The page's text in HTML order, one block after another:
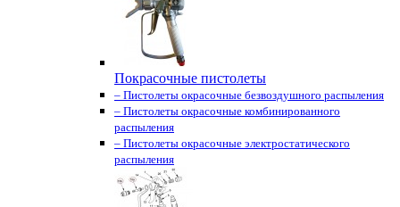
Покрасочные пистолеты
– Пистолеты окрасочные безвоздушного распыления
– Пистолеты окрасочные комбинированного
распыления
– Пистолеты окрасочные электростатического
распыления